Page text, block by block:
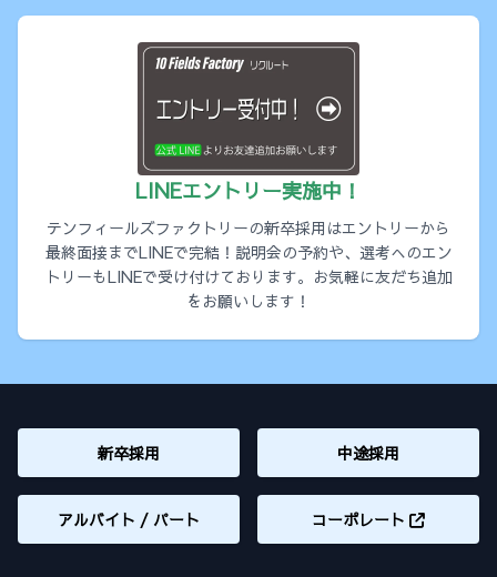
LINEエントリー実施中！
テンフィールズファクトリーの新卒採用はエントリーから
最終面接までLINEで完結！説明会の予約や、選考へのエン
トリーもLINEで受け付けております。お気軽に友だち追加
をお願いします！
新卒採用 中途採用
アルバイト / パート コーポレート